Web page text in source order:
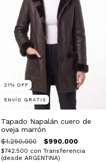
21% OFF
ENVÍO GRATIS
Tapado Napalán cuero de
oveja marrón
$1.250.000 $990.000
$742.500 con Transferencia
(desde ARGENTINA)